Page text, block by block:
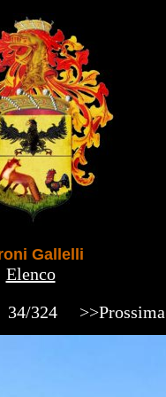
Gallelli
Elenco
324